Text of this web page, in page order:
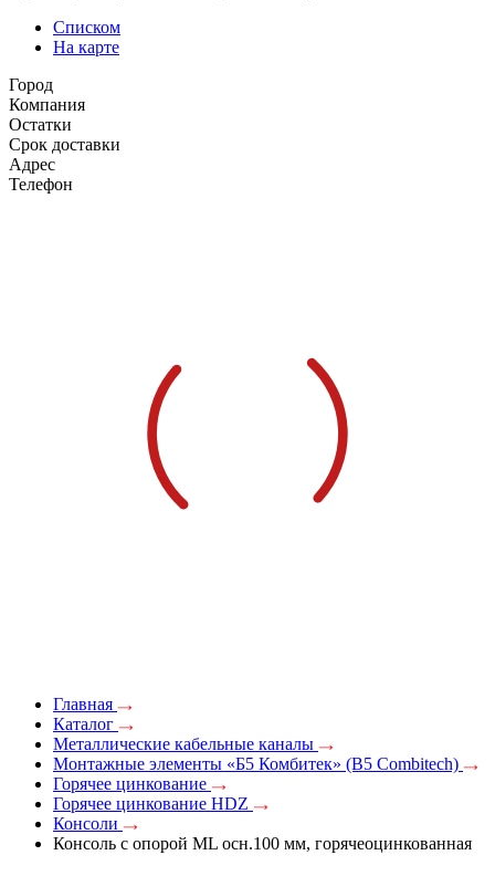
Списком
На карте
Город
Компания
Остатки
Срок доставки
Адрес
Телефон
Главная
Каталог
Металлические кабельные каналы
Монтажные элементы «Б5 Комбитек» (B5 Combitech)
Горячее цинкование
Горячее цинкование HDZ
Консоли
Консоль с опорой ML осн.100 мм, горячеоцинкованная